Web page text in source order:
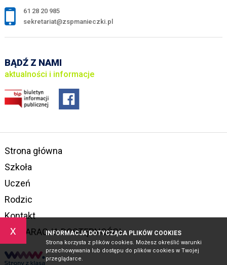
x INFORMACJA DOTYCZĄCA PLIKÓW COOKIES
Strona korzysta z plików cookies. Możesz określić warunki
przechowywania lub dostępu do plików cookies w Twojej
przeglądarce.
61 28 20 985
sekretariat@zspmanieczki.pl
BĄDŹ Z NAMI
aktualności i informacje
Strona główna
Szkoła
Uczeń
Rodzic
Kontakt
DEKLARACJA DOSTĘPNOŚCI